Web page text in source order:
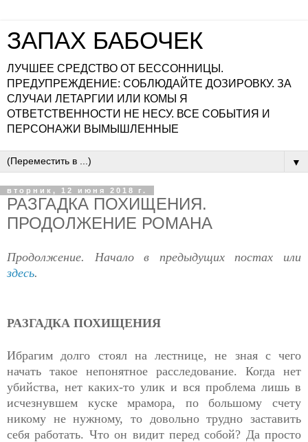
ЗАПАХ БАБОЧЕК
ЛУЧШЕЕ СРЕДСТВО ОТ БЕССОННИЦЫ.
ПРЕДУПРЕЖДЕНИЕ: СОБЛЮДАЙТЕ ДОЗИРОВКУ. ЗА
СЛУЧАИ ЛЕТАРГИИ ИЛИ КОМЫ Я
ОТВЕТСТВЕННОСТИ НЕ НЕСУ. ВСЕ СОБЫТИЯ И
ПЕРСОНАЖИ ВЫМЫШЛЕННЫЕ
▼
вторник, 12 июня 2018 г.
РАЗГАДКА ПОХИЩЕНИЯ.
ПРОДОЛЖЕНИЕ РОМАНА
Продолжение. Начало в предыдущих постах или
здесь.
РАЗГАДКА ПОХИЩЕНИЯ
Ибрагим долго стоял на лестнице, не зная с чего
начать такое непонятное расследование. Когда нет
убийства, нет каких-то улик и вся проблема лишь в
исчезнувшем куске мрамора, по большому счету
никому не нужному, то довольно трудно заставить
себя работать. Что он видит перед собой? Да просто